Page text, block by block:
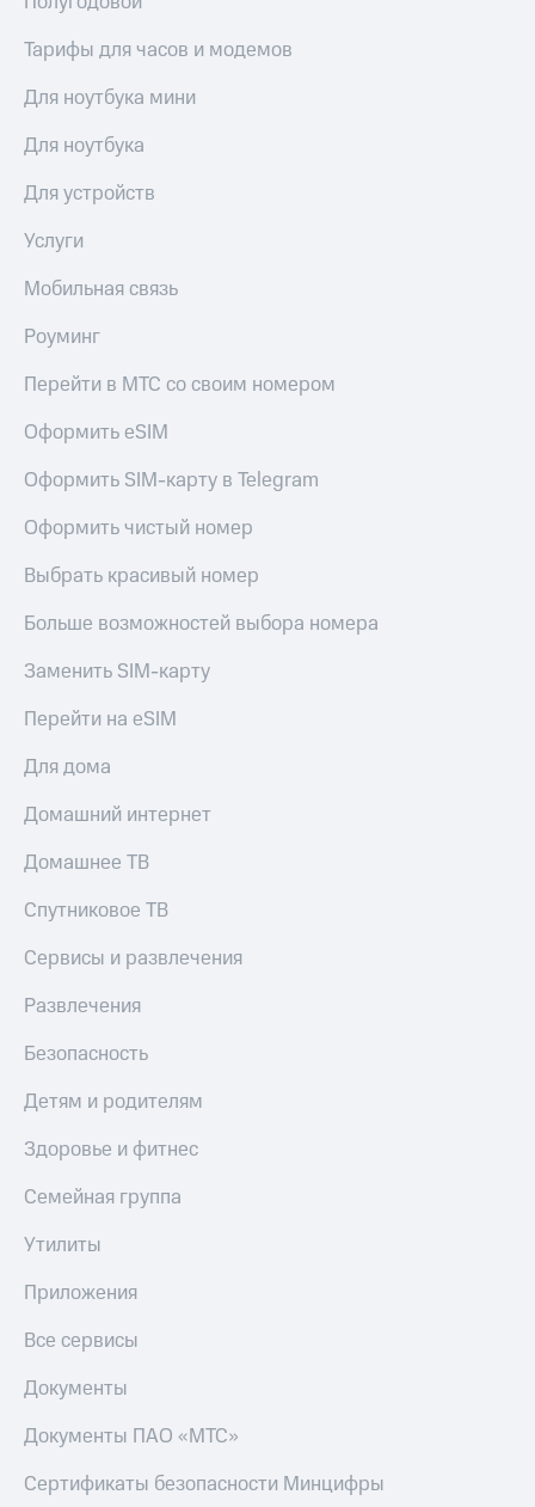
Тарифы для часов и модемов
Для ноутбука мини
Для ноутбука
Для устройств
Услуги
Мобильная связь
Роуминг
Перейти в МТС со своим номером
Оформить eSIM
Оформить SIM-карту в Telegram
Оформить чистый номер
Выбрать красивый номер
Больше возможностей выбора номера
Заменить SIM-карту
Перейти на eSIM
Для дома
Домашний интернет
Домашнее ТВ
Спутниковое ТВ
Сервисы и развлечения
Развлечения
Безопасность
Детям и родителям
Здоровье и фитнес
Семейная группа
Утилиты
Приложения
Все сервисы
Документы
Документы ПАО «МТС»
Сертификаты безопасности Минцифры